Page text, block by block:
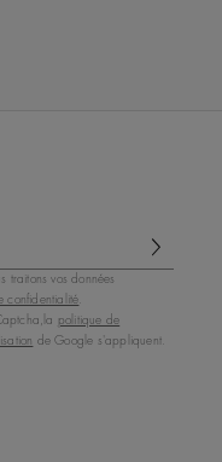
traitons vos données
confidentialité.
politique de
de Google s'appliquent.